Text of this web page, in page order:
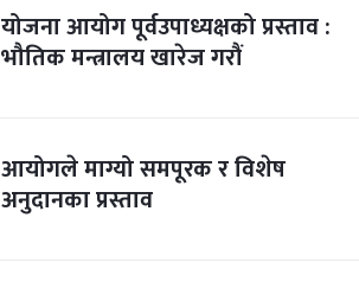
योजना आयोग पूर्वउपाध्यक्षको प्रस्ताव :
भौतिक मन्त्रालय खारेज गरौं
आयोगले माग्यो समपूरक र विशेष
अनुदानका प्रस्ताव